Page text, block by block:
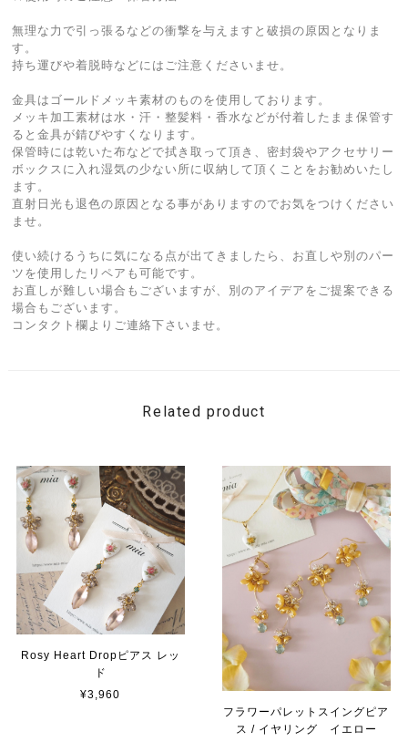
無理な力で引っ張るなどの衝撃を与えますと破損の原因となりま
す。
持ち運びや着脱時などにはご注意くださいませ。
金具はゴールドメッキ素材のものを使用しております。
メッキ加工素材は水・汗・整髪料・香水などが付着したまま保管す
ると金具が錆びやすくなります。
保管時には乾いた布などで拭き取って頂き、密封袋やアクセサリー
ボックスに入れ湿気の少ない所に収納して頂くことをお勧めいたし
ます。
直射日光も退色の原因となる事がありますのでお気をつけください
ませ。
使い続けるうちに気になる点が出てきましたら、お直しや別のパー
ツを使用したリペアも可能です。
お直しが難しい場合もございますが、別のアイデアをご提案できる
場合もございます。
コンタクト欄よりご連絡下さいませ。
Related product
Rosy Heart Dropピアス レッ
ド
¥3,960
フラワーパレットスイングピア
ス / イヤリング イエロー